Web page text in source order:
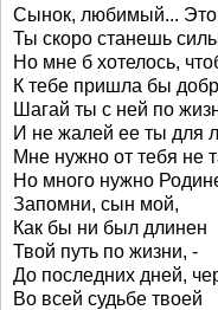
Сынок, любимый... Это
Ты скоро станешь
Но мне б хотелось,
К тебе пришла бы
Шагай ты с ней по
И не жалей ее ты для
Мне нужно от тебя не
Но много нужно
Запомни, сын мой,
Как бы ни был длинен
Твой путь по жизни, -
До последних дней,
Во всей судьбе твоей